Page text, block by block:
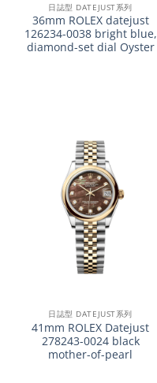
日誌型 DATEJUST系列
36mm ROLEX datejust
126234-0038 bright blue,
diamond-set dial Oyster
日誌型 DATEJUST系列
41mm ROLEX Datejust
278243-0024 black
mother-of-pearl